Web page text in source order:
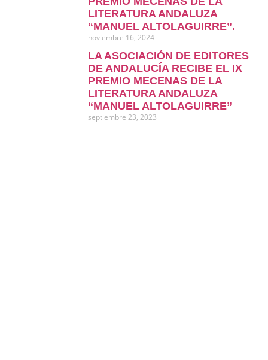
LITERATURA ANDALUZA
“MANUEL ALTOLAGUIRRE”.
noviembre 16, 2024
LA ASOCIACIÓN DE EDITORES
DE ANDALUCÍA RECIBE EL IX
PREMIO MECENAS DE LA
LITERATURA ANDALUZA
“MANUEL ALTOLAGUIRRE”
septiembre 23, 2023